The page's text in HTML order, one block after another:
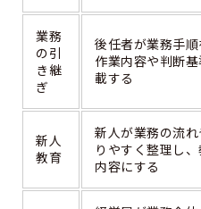
業務
の引
き継
ぎ
後任者が業務手順
作業内容や判断
載する
新人
教育
新人が業務の流
りやすく整理し
内容にする